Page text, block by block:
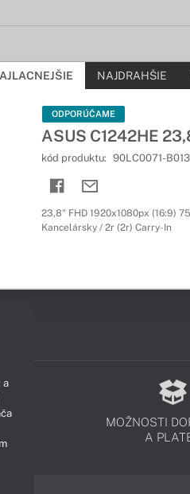
NAJDRAHŠIE
ODPORÚČAME
ASUS C1242HE
kód produktu: 90LC0071-
23,8" FHD 1920x1080px (16:9)
Kancelársky / 2r (2r) Carry-In
MOŽNOSTI
A
a